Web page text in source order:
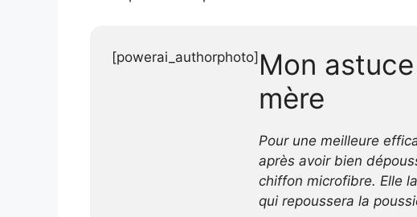
[powerai_authorphoto] Mon
mère
Pour une meilleure
après avoir bien
chiffon microfibre. Elle
qui repoussera la